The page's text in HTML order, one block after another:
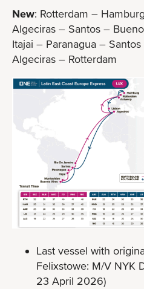
New: Rotterdam –
Algeciras – Santos –
Itajai – Paranagua –
Algeciras – Rotterdam
Last vessel with
Felixstowe: M/V NYK
23 April 2026)